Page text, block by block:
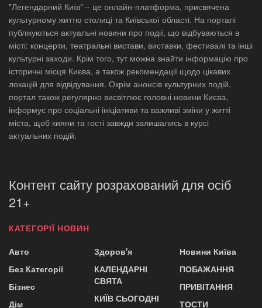
"Легендарний Київ" – це онлайн-платформа, присвячена
культурному життю столиці та Київської області. На порталі
публікуються актуальні новини про події, що відбуваються в
місті: концерти, театральні вистави, виставки, фестивалі та інші
культурні заходи. Крім того, тут можна знайти інформацію про
історичні місця Києва, а також рекомендації щодо цікавих
локацій для відвідування. Окрім анонсів культурних подій,
портал також регулярно висвітлює головні новини Києва,
інформує про соціальні ініціативи та важливі зміни у житті
міста, щоб кияни та гості завжди залишались в курсі
актуальних подій.
Контент сайту розрахований для осіб
21+
КАТЕГОРІЇ НОВИН
Авто
Без Категорії
Бізнес
Дім
Здоров'я
КАЛЕНДАРНІ
СВЯТА
КИЇВ СЬОГОДНІ
Новини Київа
ПОБАЖАННЯ
ПРИВІТАННЯ
ТОСТИ